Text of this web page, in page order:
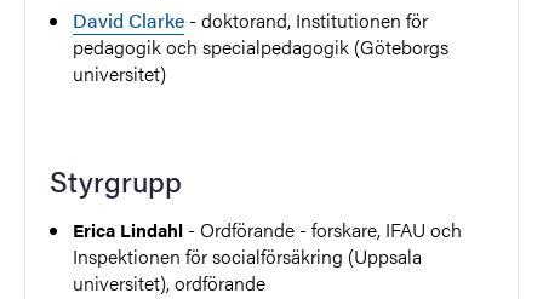
David Clarke - doktorand, Institutionen för
pedagogik och specialpedagogik (Göteborgs
universitet)
Styrgrupp
Erica Lindahl - Ordförande - forskare, IFAU och
Inspektionen för socialförsäkring (Uppsala
universitet), ordförande